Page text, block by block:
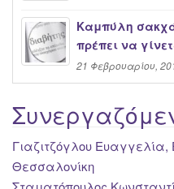
Καμπύλη
πρέπει να
21 Φεβρουαρίου,
Γιαζιτζόγλου Ευαγγελία,
Θεσσαλονίκη